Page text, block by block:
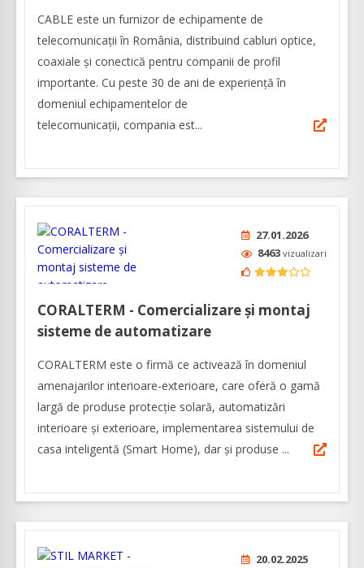
CABLE este un furnizor de echipamente de
telecomunicații în România, distribuind cabluri optice,
coaxiale şi conectică pentru companii de profil
importante. Cu peste 30 de ani de experiență în
domeniul echipamentelor de
telecomunicaţii, compania est...
27.01.2026
8463 vizualizari
CORALTERM - Comercializare și montaj
sisteme de automatizare
CORALTERM este o firmă ce activează în domeniul
amenajarilor interioare-exterioare, care oferă o gamă
largă de produse protecție solară, automatizări
interioare și exterioare, implementarea sistemului de
casa inteligentă (Smart Home), dar și produse ...
20.02.2025